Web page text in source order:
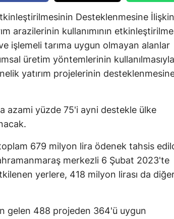
Denizli
Edirne
Erzurum
Gaziantep
Giresun
Hakkari
Desteklenmesine İlişkin
arazilerinin kullanımının
işlemeli tarıma uygun olmayan alanlar
üretim yöntemlerinin kullanılmasıyla
yatırım projelerinin
azami yüzde 75'i ayni destekle ülke
679 milyon lira ödenek tahsis
merkezli 6 Şubat 2023'te
yerlere, 418 milyon lirası da
gelen 488 projeden 364'ü uygun